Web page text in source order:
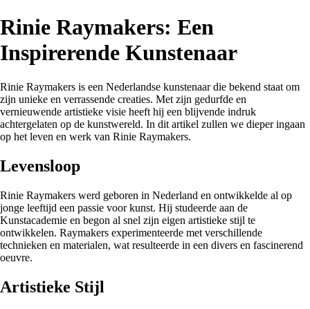
Rinie Raymakers: Een
Inspirerende Kunstenaar
Rinie Raymakers is een Nederlandse kunstenaar die bekend staat om
zijn unieke en verrassende creaties. Met zijn gedurfde en
vernieuwende artistieke visie heeft hij een blijvende indruk
achtergelaten op de kunstwereld. In dit artikel zullen we dieper ingaan
op het leven en werk van Rinie Raymakers.
Levensloop
Rinie Raymakers werd geboren in Nederland en ontwikkelde al op
jonge leeftijd een passie voor kunst. Hij studeerde aan de
Kunstacademie en begon al snel zijn eigen artistieke stijl te
ontwikkelen. Raymakers experimenteerde met verschillende
technieken en materialen, wat resulteerde in een divers en fascinerend
oeuvre.
Artistieke Stijl